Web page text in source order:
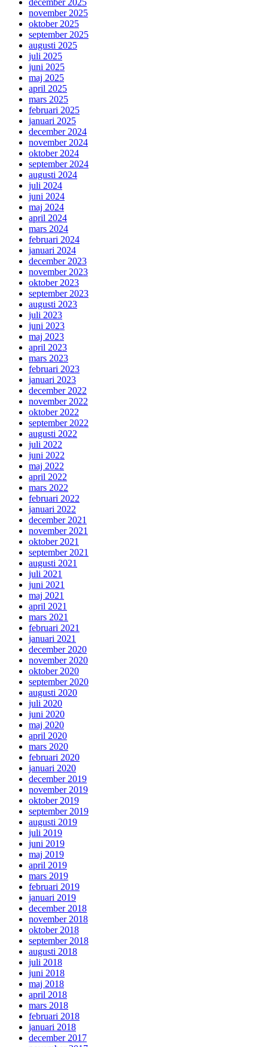
december 2025
november 2025
oktober 2025
september 2025
augusti 2025
juli 2025
juni 2025
maj 2025
april 2025
mars 2025
februari 2025
januari 2025
december 2024
november 2024
oktober 2024
september 2024
augusti 2024
juli 2024
juni 2024
maj 2024
april 2024
mars 2024
februari 2024
januari 2024
december 2023
november 2023
oktober 2023
september 2023
augusti 2023
juli 2023
juni 2023
maj 2023
april 2023
mars 2023
februari 2023
januari 2023
december 2022
november 2022
oktober 2022
september 2022
augusti 2022
juli 2022
juni 2022
maj 2022
april 2022
mars 2022
februari 2022
januari 2022
december 2021
november 2021
oktober 2021
september 2021
augusti 2021
juli 2021
juni 2021
maj 2021
april 2021
mars 2021
februari 2021
januari 2021
december 2020
november 2020
oktober 2020
september 2020
augusti 2020
juli 2020
juni 2020
maj 2020
april 2020
mars 2020
februari 2020
januari 2020
december 2019
november 2019
oktober 2019
september 2019
augusti 2019
juli 2019
juni 2019
maj 2019
april 2019
mars 2019
februari 2019
januari 2019
december 2018
november 2018
oktober 2018
september 2018
augusti 2018
juli 2018
juni 2018
maj 2018
april 2018
mars 2018
februari 2018
januari 2018
december 2017